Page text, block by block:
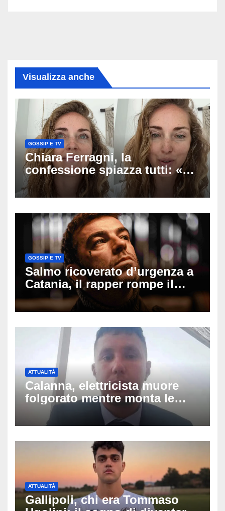
Visualizza anche
GOSSIP E TV
Chiara Ferragni, la
confessione spiazza tutti: «Un
mio ex voleva che mi rifacessi
il seno». Poi svela i ritocchi di
GOSSIP E TV
Salmo ricoverato d’urgenza a
Catania, il rapper rompe il
silenzio dopo la notte in
ospedale: come sta e cosa
ATTUALITÀ
Calanna, elettricista muore
folgorato mentre monta le
luminarie della festa: chi era
Fabio Calabrò e cosa è
ATTUALITÀ
Gallipoli, chi era Tommaso